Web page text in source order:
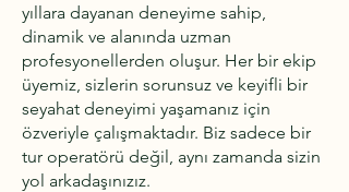
yıllara dayanan deneyime sahip,
dinamik ve alanında uzman
profesyonellerden oluşur. Her bir ekip
üyemiz, sizlerin sorunsuz ve keyifli bir
seyahat deneyimi yaşamanız için
özveriyle çalışmaktadır. Biz sadece bir
tur operatörü değil, aynı zamanda sizin
yol arkadaşınızız.